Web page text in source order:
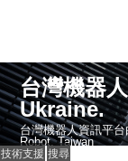
台灣機器
Ukraine.
台灣機器人資訊平
Robot, Taiwan
技術支援 搜尋